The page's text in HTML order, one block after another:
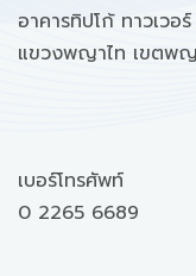
อาคารทิปโก้ ทาวเวอ
แขวงพญาไท เขตพ
เบอร์โทรศัพท์
0 2265 6689